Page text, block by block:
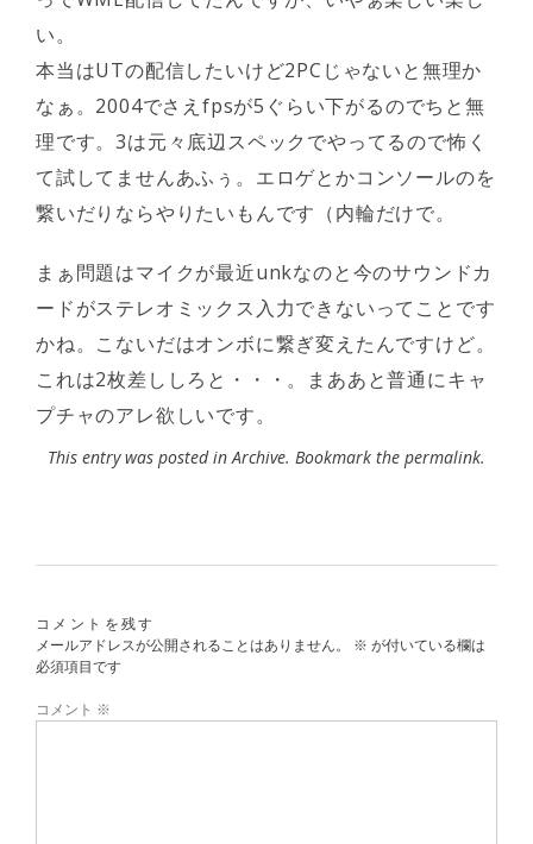
い。
本当はUTの配信したいけど2PCじゃないと無理か
なぁ。2004でさえfpsが5ぐらい下がるのでちと無
理です。3は元々底辺スペックでやってるので怖く
て試してませんあふぅ。エロゲとかコンソールのを
繋いだりならやりたいもんです（内輪だけで。
まぁ問題はマイクが最近unkなのと今のサウンドカ
ードがステレオミックス入力できないってことです
かね。こないだはオンボに繋ぎ変えたんですけど。
これは2枚差ししろと・・・。まああと普通にキャ
プチャのアレ欲しいです。
This entry was posted inArchive. Bookmark the permalink.
コメントを残す
メールアドレスが公開されることはありません。
※ が付いている欄は
必須項目です
コメント ※